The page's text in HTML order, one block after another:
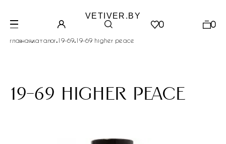
VETIVER.BY
0 0
главная.каталог. 19-69. 19-69 higher peace
19-69 higher peace